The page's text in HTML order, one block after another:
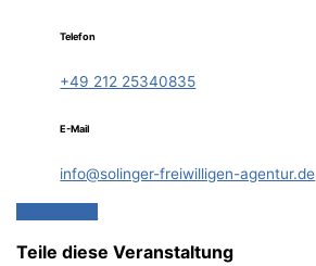
Telefon
+49 212 25340835
E-Mail
info@solinger-freiwilligen-agentur.de
Teile diese Veranstaltung